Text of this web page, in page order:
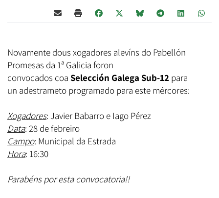
Novamente dous xogadores alevíns do Pabellón
Promesas da 1ª Galicia foron
convocados coa Selección Galega Sub-12 para
un adestrameto programado para este mércores:
Xogadores: Javier Babarro e Iago Pérez
Data: 28 de febreiro
Campo: Municipal da Estrada
Hora: 16:30
Parabéns por esta convocatoria!!